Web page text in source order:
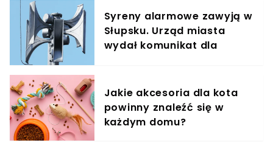
Syreny alarmowe zawyją w
Słupsku. Urząd miasta
wydał komunikat dla
Jakie akcesoria dla kota
powinny znaleźć się w
każdym domu?